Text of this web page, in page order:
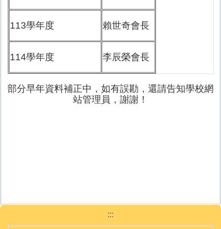
113學年度 賴世奇會長
114學年度 李辰榮會長
部分早年資料補正中，如有誤勘，還請告知學校網
站管理員，謝謝！
:::